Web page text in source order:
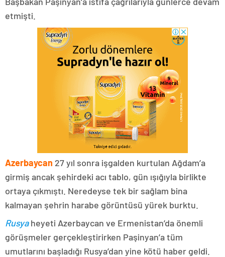
etmişti.
Azerbaycan 27 yıl sonra işgalden kurtulan Ağdam’a
girmiş ancak şehirdeki acı tablo, gün ışığıyla birlikte
ortaya çıkmıştı. Neredeyse tek bir sağlam bina
kalmayan şehrin harabe görüntüsü yürek burktu.
Rusyaheyeti Azerbaycan ve Ermenistan’da önemli
görüşmeler gerçekleştirirken Paşinyan’a tüm
umutlarını başladığı Rusya’dan yine kötü haber geldi.